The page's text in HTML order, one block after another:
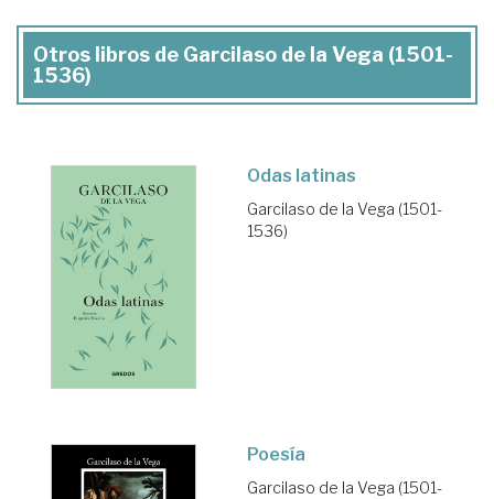
Otros libros de Garcilaso de la Vega (1501-
1536)
Odas latinas
Garcilaso de la Vega (1501-
1536)
Poesía
Garcilaso de la Vega (1501-